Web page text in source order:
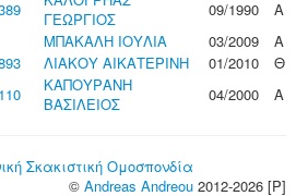
ΓΕΩΡΓΙΟΣ
09/1990
Α
ΜΠΑΚΑΛΗ ΙΟΥΛΙΑ 03/2009
Α
ΛΙΑΚΟΥ ΑΙΚΑΤΕΡΙΝΗ 01/2010
Θ
ΚΑΠΟΥΡΑΝΗ
ΒΑΣΙΛΕΙΟΣ
04/2000 Α
Σκακιστική Ομοσπονδία
© Andreas Andreou 2012-2026 [P]